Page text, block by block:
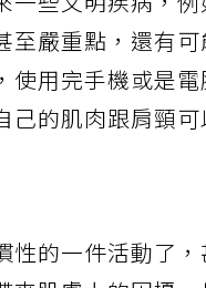
一些文明疾病，
至嚴重點，還有
用完手機或是
的肌肉跟肩頸可
性的一件活動了